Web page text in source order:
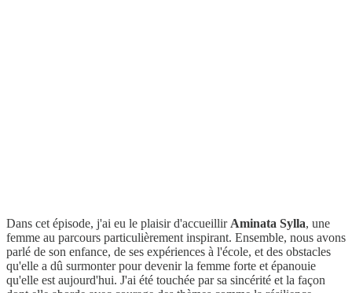
Dans cet épisode, j'ai eu le plaisir d'accueillir Aminata Sylla, une
femme au parcours particulièrement inspirant. Ensemble, nous avons
parlé de son enfance, de ses expériences à l'école, et des obstacles
qu'elle a dû surmonter pour devenir la femme forte et épanouie
qu'elle est aujourd'hui. J'ai été touchée par sa sincérité et la façon